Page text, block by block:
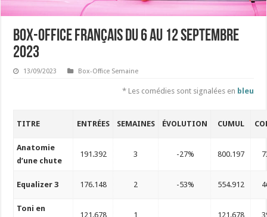
Box-Office français du 6 au 12 septembre
2023
13/09/2023 Box-Office Semaine
* Les comédies sont signalées en bleu
TITRE ENTRÉES SEMAINES ÉVOLUTION CUMUL
Anatomie
d’une chute
191.392 3 -27% 800.197
Equalizer 3 176.148 2 -53% 554.912
Toni en
121.678 1 121.678